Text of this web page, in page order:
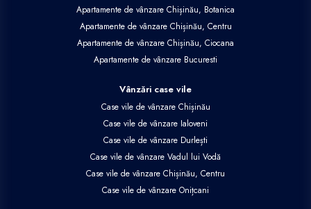
Apartamente de vânzare Chișinău, Botanica
Apartamente de vânzare Chișinău, Centru
Apartamente de vânzare Chișinău, Ciocana
Apartamente de vânzare Bucuresti
Vânzări case vile
Case vile de vânzare Chișinău
Case vile de vânzare Ialoveni
Case vile de vânzare Durlești
Case vile de vânzare Vadul lui Vodă
Case vile de vânzare Chișinău, Centru
Case vile de vânzare Onițcani